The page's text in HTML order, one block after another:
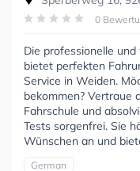
0
Die professionelle
bietet perfekten
Service in Weiden.
bekommen? Vertraue
Fahrschule und
Tests sorgenfrei. Sie
Wünschen an und
German